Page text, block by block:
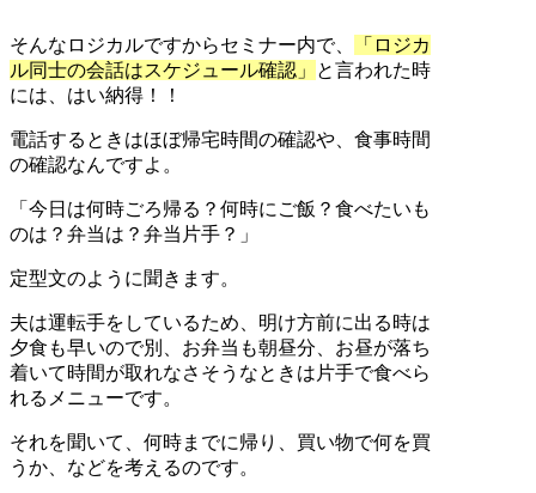
そんなロジカルですからセミナー内で、
「ロジカ
ル同士の会話はスケジュール確認」
と言われた時
には、はい納得！！
電話するときはほぼ帰宅時間の確認や、食事時間
の確認なんですよ。
「今日は何時ごろ帰る？何時にご飯？食べたいも
のは？弁当は？弁当片手？」
定型文のように聞きます。
夫は運転手をしているため、明け方前に出る時は
夕食も早いので別、お弁当も朝昼分、お昼が落ち
着いて時間が取れなさそうなときは片手で食べら
れるメニューです。
それを聞いて、何時までに帰り、買い物で何を買
うか、などを考えるのです。